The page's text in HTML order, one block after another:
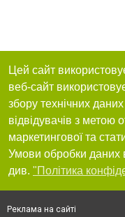
Цей сайт
веб-сайт
збору технічних
відвідувачів з метою
маркетингової та
Умови обробки даних
див. "Політика
Реклама на сайті